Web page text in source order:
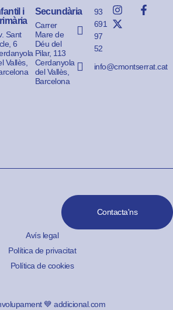
i
Sant
6
Vallès,
Secundària
Carrer
Mare de
Déu del
Pilar, 113
Cerdanyola
del Vallès,
Barcelona
93
691
97
52
info@cmontserrat.cat
Contacta'ns
Avís legal
Política de privacitat
Política de cookies
💙 addicional.com